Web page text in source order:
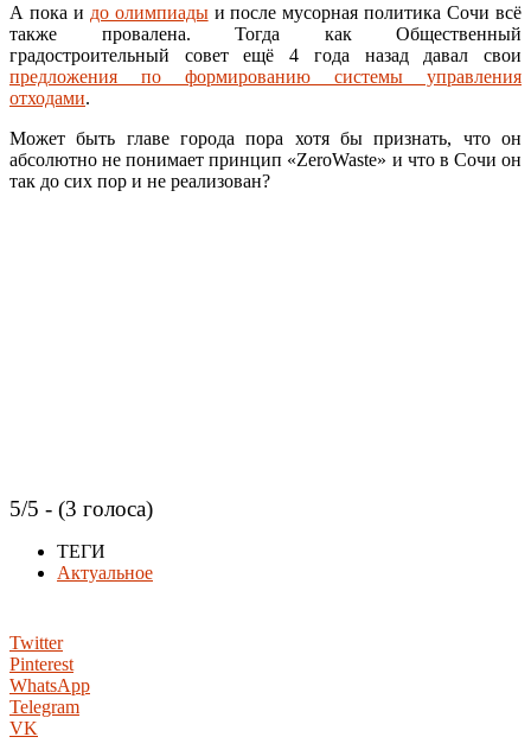
А пока и до олимпиадыи после мусорная политика Сочи всё
также провалена. Тогда как Общественный
градостроительный совет ещё 4 года назад давал свои
предложения по формированию системы управления
отходами.
Может быть главе города пора хотя бы признать, что он
абсолютно не понимает принцип «ZeroWaste» и что в Сочи он
так до сих пор и не реализован?
5/5 - (3 голоса)
ТЕГИ
Актуальное
Twitter
Pinterest
WhatsApp
Telegram
VK